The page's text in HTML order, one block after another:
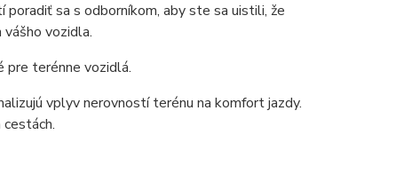
sa s odborníkom, aby ste sa uistili, že
vozidla.
pre terénne vozidlá.
vplyv nerovností terénu na komfort jazdy.